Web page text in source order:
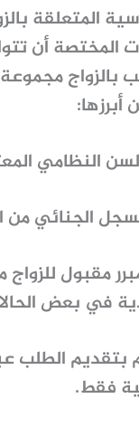
المتعلقة
المختصة أن
بالزواج
أبرزها:
النظامي
الجنائي من
مقبول للزواج
في بعض
بتقديم الطلب
فقط.